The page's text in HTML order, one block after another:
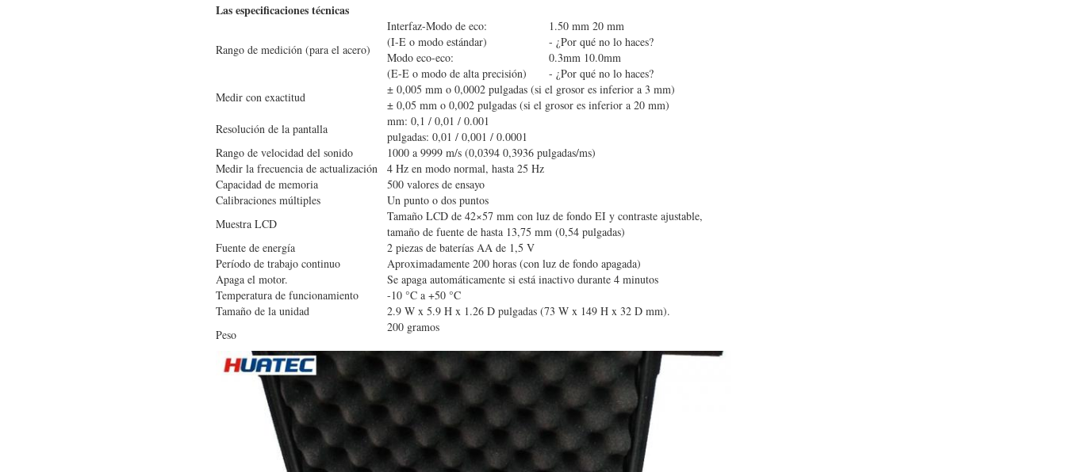
Las especificaciones técnicas
Rango de medición (para el acero)
Interfaz-Modo de eco:
(I-E o modo estándar)
1.50 mm 20 mm
- ¿Por qué no lo haces?
Modo eco-eco:
(E-E o modo de alta precisión)
0.3mm 10.0mm
- ¿Por qué no lo haces?
Medir con exactitud
± 0,005 mm o 0,0002 pulgadas (si el grosor es inferior a 3 mm)
± 0,05 mm o 0,002 pulgadas (si el grosor es inferior a 20 mm)
Resolución de la pantalla
mm: 0,1 / 0,01 / 0.001
pulgadas: 0,01 / 0,001 / 0.0001
Rango de velocidad del sonido
1000 a 9999 m/s (0,0394 0,3936 pulgadas/ms)
Medir la frecuencia de actualización
4 Hz en modo normal, hasta 25 Hz
Capacidad de memoria
500 valores de ensayo
Calibraciones múltiples
Un punto o dos puntos
Muestra LCD
Tamaño LCD de 42×57 mm con luz de fondo EI y contraste ajustable,
tamaño de fuente de hasta 13,75 mm (0,54 pulgadas)
Fuente de energía
2 piezas de baterías AA de 1,5 V
Período de trabajo continuo
Aproximadamente 200 horas (con luz de fondo apagada)
Apaga el motor.
Se apaga automáticamente si está inactivo durante 4 minutos
Temperatura de funcionamiento
-10 °C a +50 °C
Tamaño de la unidad
2.9 W x 5.9 H x 1.26 D pulgadas (73 W x 149 H x 32 D mm).
Peso
200 gramos